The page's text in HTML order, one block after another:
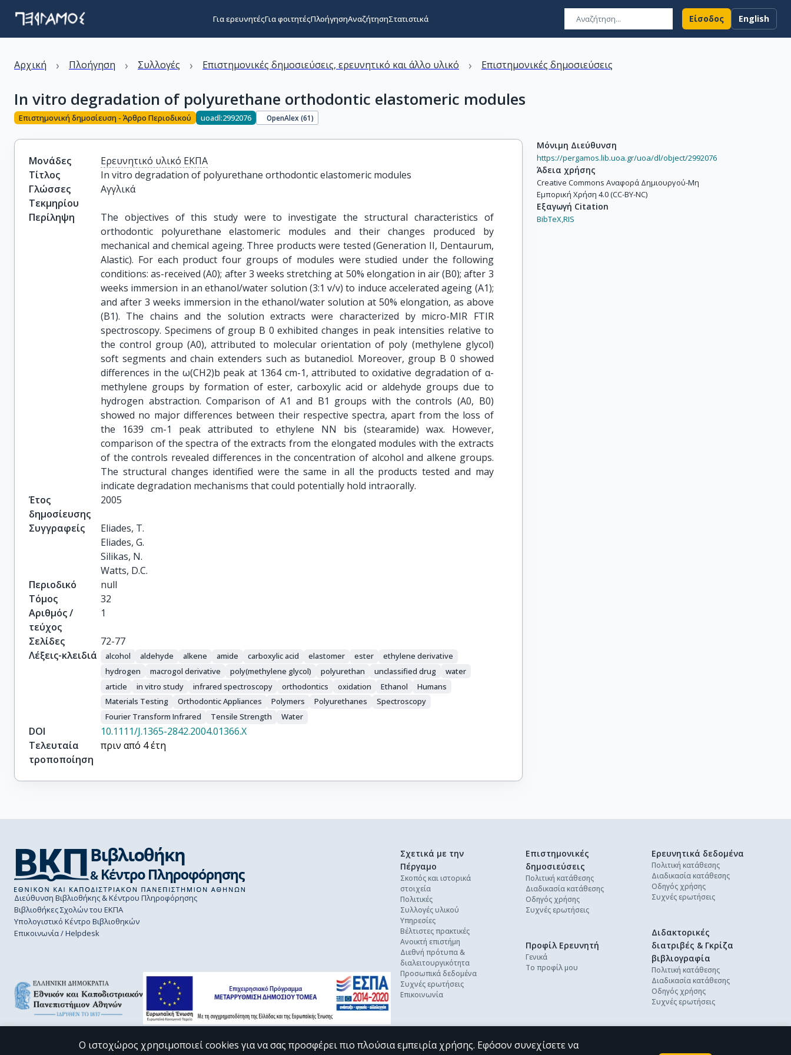
Για ερευνητέςΓια φοιτητέςΠλοήγησηΑναζήτησηΣτατιστικά Είσοδος English
Αρχική › Πλοήγηση › Συλλογές › Επιστημονικές δημοσιεύσεις, ερευνητικό και άλλο υλικό › Επιστημονικές δημοσιεύσεις
In vitro degradation of polyurethane orthodontic elastomeric modules
Επιστημονική δημοσίευση - Άρθρο Περιοδικού uoadl:2992076 OpenAlex (61)
Μονάδες
Ερευνητικό υλικό ΕΚΠΑ
Τίτλος
In vitro degradation of polyurethane orthodontic elastomeric modules
Γλώσσες
Τεκμηρίου
Αγγλικά
Περίληψη
The objectives of this study were to investigate the structural characteristics of
orthodontic polyurethane elastomeric modules and their changes produced by
mechanical and chemical ageing. Three products were tested (Generation II, Dentaurum,
Alastic). For each product four groups of modules were studied under the following
conditions: as-received (A0); after 3 weeks stretching at 50% elongation in air (B0); after 3
weeks immersion in an ethanol/water solution (3:1 v/v) to induce accelerated ageing (A1);
and after 3 weeks immersion in the ethanol/water solution at 50% elongation, as above
(B1). The chains and the solution extracts were characterized by micro-MIR FTIR
spectroscopy. Specimens of group B 0 exhibited changes in peak intensities relative to
the control group (A0), attributed to molecular orientation of poly (methylene glycol)
soft segments and chain extenders such as butanediol. Moreover, group B 0 showed
differences in the ω(CH2)b peak at 1364 cm-1, attributed to oxidative degradation of α-
methylene groups by formation of ester, carboxylic acid or aldehyde groups due to
hydrogen abstraction. Comparison of A1 and B1 groups with the controls (A0, B0)
showed no major differences between their respective spectra, apart from the loss of
the 1639 cm-1 peak attributed to ethylene NN bis (stearamide) wax. However,
comparison of the spectra of the extracts from the elongated modules with the extracts
of the controls revealed differences in the concentration of alcohol and alkene groups.
The structural changes identified were the same in all the products tested and may
indicate degradation mechanisms that could potentially hold intraorally.
Έτος
δημοσίευσης
2005
Συγγραφείς
Eliades, T.
Eliades, G.
Silikas, N.
Watts, D.C.
Περιοδικό
null
Τόμος
32
Αριθμός /
τεύχος
1
Σελίδες
72-77
Λέξεις-κλειδιά
alcohol aldehyde alkene amide carboxylic acid elastomer ester
ethylene derivative
hydrogen
macrogol derivative poly(methylene glycol) polyurethan unclassified drug
water
article
in vitro study infrared spectroscopy orthodontics oxidation Ethanol
Humans
Materials Testing
Orthodontic Appliances Polymers Polyurethanes
Spectroscopy
Fourier Transform Infrared
Tensile Strength Water
DOI
10.1111/J.1365-2842.2004.01366.X
Τελευταία
τροποποίηση
πριν από 4 έτη
Μόνιμη Διεύθυνση
https://pergamos.lib.uoa.gr/uoa/dl/object/2992076
Άδεια χρήσης
Creative Commons Αναφορά Δημιουργού-Μη
Εμπορική Χρήση 4.0 (CC-BY-NC)
Εξαγωγή Citation
BibTeX,RIS
Διεύθυνση Βιβλιοθήκης & Κέντρου Πληροφόρησης
Βιβλιοθήκες Σχολών του ΕΚΠΑ
Υπολογιστικό Κέντρο Βιβλιοθηκών
Επικοινωνία / Helpdesk
Σχετικά με την
Πέργαμο
Σκοπός και ιστορικά
στοιχεία
Πολιτικές
Συλλογές υλικού
Υπηρεσίες
Βέλτιστες πρακτικές
Ανοικτή επιστήμη
Διεθνή πρότυπα &
διαλειτουργικότητα
Προσωπικά δεδομένα
Συχνές ερωτήσεις
Επικοινωνία
Επιστημονικές
δημοσιεύσεις
Πολιτική κατάθεσης
Διαδικασία κατάθεσης
Οδηγός χρήσης
Συχνές ερωτήσεις
Ερευνητικά δεδομένα
Πολιτική κατάθεσης
Διαδικασία κατάθεσης
Οδηγός χρήσης
Συχνές ερωτήσεις
Διδακτορικές
διατριβές & Γκρίζα
βιβλιογραφία
Πολιτική κατάθεσης
Διαδικασία κατάθεσης
Οδηγός χρήσης
Συχνές ερωτήσεις
Προφίλ Ερευνητή
Γενικά
Το προφίλ μου
Ο ιστοχώρος χρησιμοποιεί cookies για να σας προσφέρει πιο πλούσια εμπειρία χρήσης. Εφόσον συνεχίσετε να